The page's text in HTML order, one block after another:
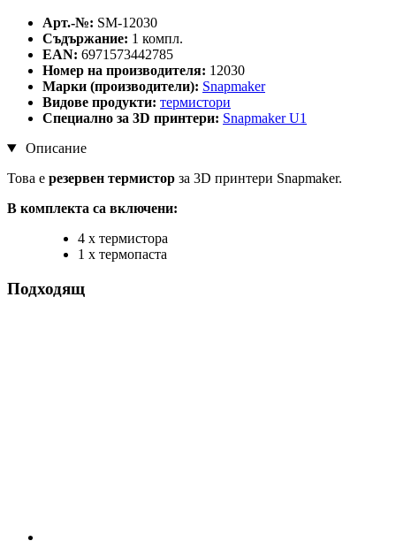
Арт.-№: SM-12030
Съдържание: 1 компл.
EAN: 6971573442785
Номер на производителя: 12030
Марки (производители): Snapmaker
Видове продукти: термистори
Специално за 3D принтери: Snapmaker U1
Описание
Това е резервен термистор за 3D принтери Snapmaker.
В комплекта са включени:
4 x термистора
1 x термопаста
Подходящ